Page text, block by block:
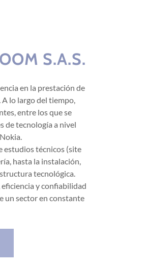
S.A.S.
en la prestación de
lo largo del tiempo,
entre los que se
de tecnología a nivel
estudios técnicos (site
hasta la instalación,
tecnológica.
y confiabilidad
un sector en constante